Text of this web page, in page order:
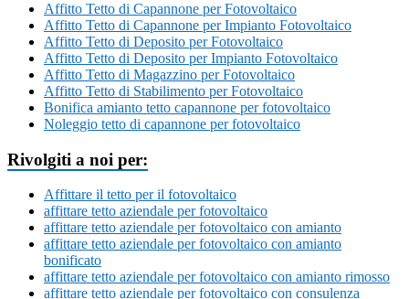
Affitto Tetto di Capannone per Fotovoltaico
Affitto Tetto di Capannone per Impianto Fotovoltaico
Affitto Tetto di Deposito per Fotovoltaico
Affitto Tetto di Deposito per Impianto Fotovoltaico
Affitto Tetto di Magazzino per Fotovoltaico
Affitto Tetto di Stabilimento per Fotovoltaico
Bonifica amianto tetto capannone per fotovoltaico
Noleggio tetto di capannone per fotovoltaico
Rivolgiti a noi per:
Affittare il tetto per il fotovoltaico
affittare tetto aziendale per fotovoltaico
affittare tetto aziendale per fotovoltaico con amianto
affittare tetto aziendale per fotovoltaico con amianto
bonificato
affittare tetto aziendale per fotovoltaico con amianto rimosso
affittare tetto aziendale per fotovoltaico con consulenza